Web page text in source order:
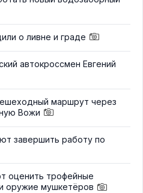
о ливне и граде
автокроссмен Евгений
маршрут через
Вожи
завершить работу по
оценить трофейные
оружие мушкетёров